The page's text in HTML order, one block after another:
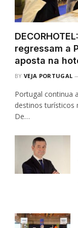
regressam a
aposta na
BY VEJA PORTUGAL
Portugal continua
destinos turísticos
De…